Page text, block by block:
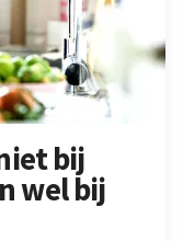
bij
wel bij